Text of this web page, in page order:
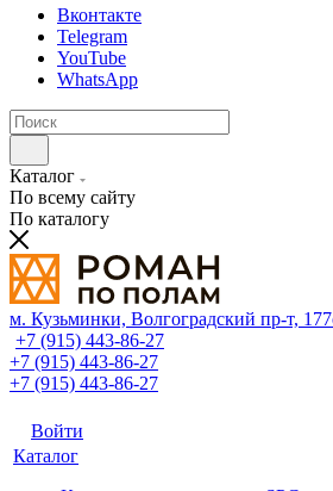
Вконтакте
Telegram
YouTube
WhatsApp
Каталог
По всему сайту
По каталогу
м. Кузьминки, Волгоградский пр‑т,
+7 (915) 443-86-27
+7 (915) 443-86-27
+7 (915) 443-86-27
Войти
Каталог